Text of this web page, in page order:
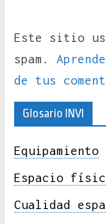
Este sitio
spam.
de tus
Glosario INVI
Equipamiento
Espacio
Cualidad